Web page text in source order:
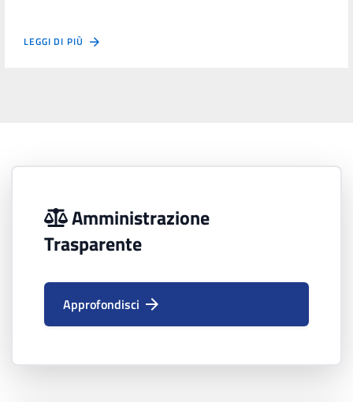
LEGGI DI PIÙ
Amministrazione
Trasparente
Approfondisci